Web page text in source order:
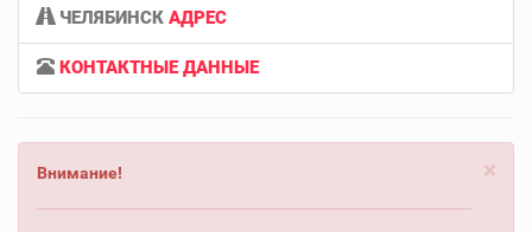
ЧЕЛЯБИНСК АДРЕС
КОНТАКТНЫЕ ДАННЫЕ
×
Внимание!